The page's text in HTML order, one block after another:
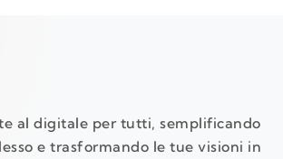
al digitale per tutti, semplificando
e trasformando le tue visioni in